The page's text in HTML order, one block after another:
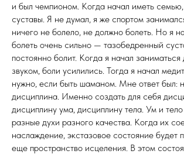
и был чемпионом. Когда начал иметь
суставы. Я не думал, я же спортом
ничего не болело, не должно болеть. Но я
болеть очень сильно — тазобедренный
постоянно болит. Когда я начал
звуком, боли усилились. Тогда я начал
нужно, если быть шаманом. Мне ответ был:
дисциплина. Именно создать для себя
дисциплину ума, дисциплину тела. Ум и
разные духи разного качества. Когда их
наслаждение, экстазовое состояние будет
еще пространство исцеления. В этом